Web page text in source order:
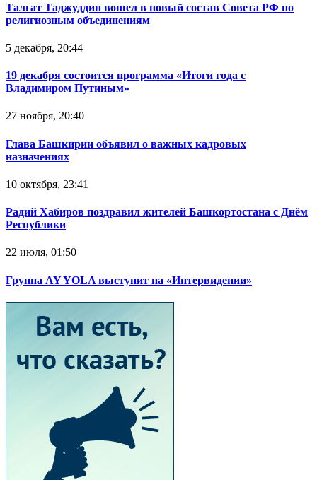
Талгат Таджуддин вошел в новый состав Совета РФ по
религиозным объединениям
5 декабря, 20:44
19 декабря состоится программа «Итоги года с
Владимиром Путиным»
27 ноября, 20:40
Глава Башкирии объявил о важных кадровых
назначениях
10 октября, 23:41
Радий Хабиров поздравил жителей Башкортостана с Днём
Республики
22 июля, 01:50
Группа AY YOLA выступит на «Интервидении»